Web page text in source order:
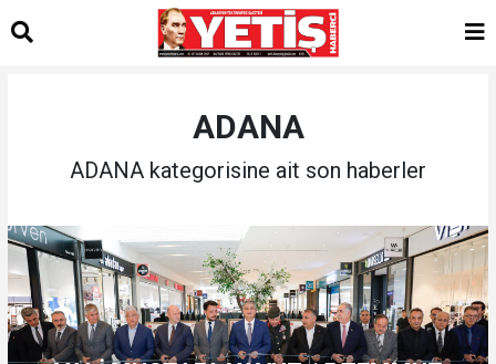
ADANA
ADANA kategorisine ait son haberler